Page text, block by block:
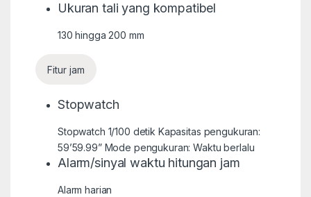
Ukuran tali yang kompatibel
130 hingga 200 mm
Fitur jam
Stopwatch
Stopwatch 1/100 detik Kapasitas pengukuran:
59’59.99” Mode pengukuran: Waktu berlalu
Alarm/sinyal waktu hitungan jam
Alarm harian